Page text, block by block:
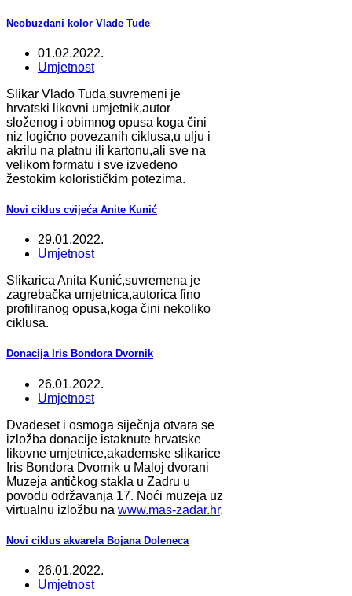
Neobuzdani kolor Vlade Tuđe
01.02.2022.
Umjetnost
Slikar Vlado Tuđa,suvremeni je
hrvatski likovni umjetnik,autor
složenog i obimnog opusa koga čini
niz logično povezanih ciklusa,u ulju i
akrilu na platnu ili kartonu,ali sve na
velikom formatu i sve izvedeno
žestokim kolorističkim potezima.
Novi ciklus cvijeća Anite Kunić
29.01.2022.
Umjetnost
Slikarica Anita Kunić,suvremena je
zagrebačka umjetnica,autorica fino
profiliranog opusa,koga čini nekoliko
ciklusa.
Donacija Iris Bondora Dvornik
26.01.2022.
Umjetnost
Dvadeset i osmoga siječnja otvara se
izložba donacije istaknute hrvatske
likovne umjetnice,akademske slikarice
Iris Bondora Dvornik u Maloj dvorani
Muzeja antičkog stakla u Zadru u
povodu održavanja 17. Noći muzeja uz
virtualnu izložbu na www.mas-zadar.hr.
Novi ciklus akvarela Bojana Doleneca
26.01.2022.
Umjetnost